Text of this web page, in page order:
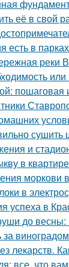
её в свой
есть в парках
реки
пошаговая
и
в
в
успеха в
до
за
лекарств.